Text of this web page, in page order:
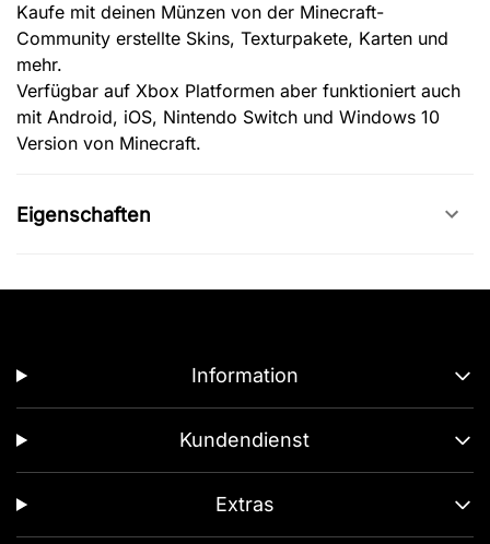
Kaufe mit deinen Münzen von der Minecraft-
Community erstellte Skins, Texturpakete, Karten und
mehr.
Verfügbar auf Xbox Platformen aber funktioniert auch
mit Android, iOS, Nintendo Switch und Windows 10
Version von Minecraft.
Eigenschaften
Information
Kundendienst
Extras